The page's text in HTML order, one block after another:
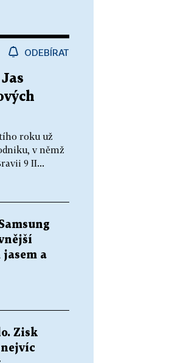
ODEBÍRAT
roku už
v němž
9 II...
a
Zisk
nejvíc